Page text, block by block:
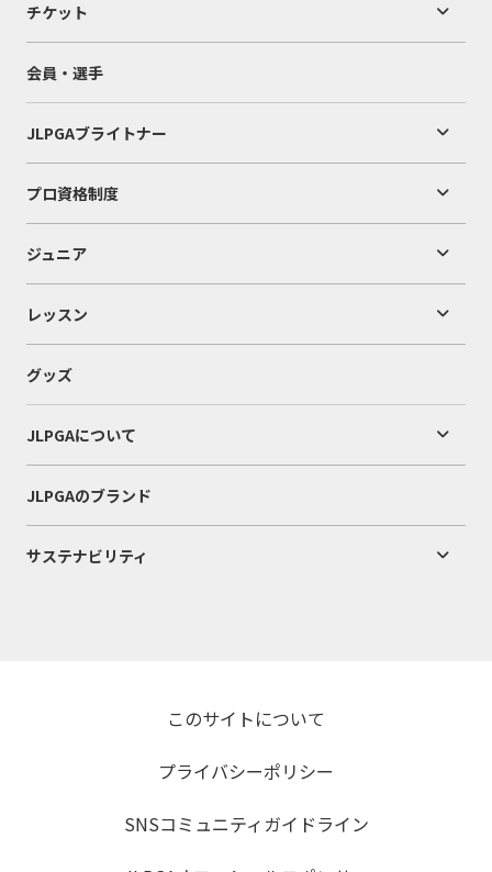
チケット
会員・選手
JLPGAブライトナー
プロ資格制度
ジュニア
レッスン
グッズ
JLPGAについて
JLPGAのブランド
サステナビリティ
このサイトについて
プライバシーポリシー
SNSコミュニティガイドライン